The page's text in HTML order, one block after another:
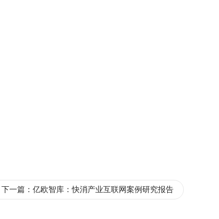
下一篇： 亿欧智库：快消产业互联网案例研究报告